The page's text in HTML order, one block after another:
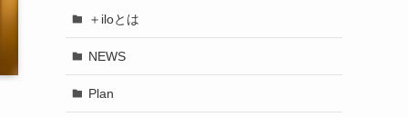
＋iloとは
NEWS
Plan